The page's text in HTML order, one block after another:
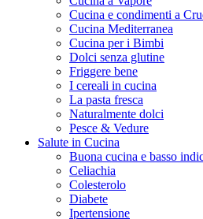
Cucina e condimenti a
Cucina Mediterranea
Cucina per i Bimbi
Dolci senza glutine
Friggere bene
I cereali in cucina
La pasta fresca
Naturalmente dolci
Pesce & Vedure
Salute in Cucina
Buona cucina e basso
Celiachia
Colesterolo
Diabete
Ipertensione